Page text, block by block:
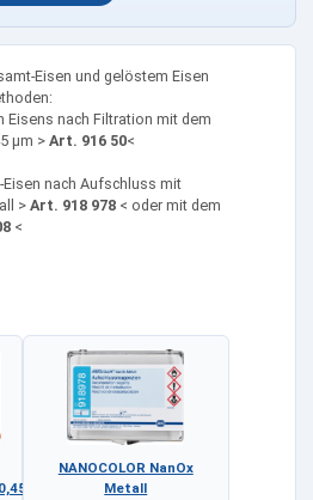
Eisen und gelöstem Eisen
Eisens nach Filtration mit dem
µm > Art. 916 50<
nach Aufschluss mit
> Art. 918 978< oder mit dem
<
µm
NANOCOLOR NanOx
Metall